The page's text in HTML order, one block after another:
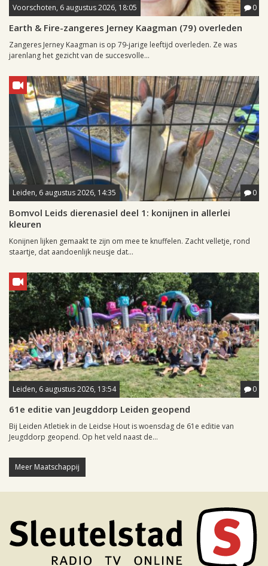
Voorschoten, 6 augustus 2026, 18:05 0
Earth & Fire-zangeres Jerney Kaagman (79) overleden
Zangeres Jerney Kaagman is op 79-jarige leeftijd overleden. Ze was
jarenlang het gezicht van de succesvolle...
Leiden, 6 augustus 2026, 14:35 0
Bomvol Leids dierenasiel deel 1: konijnen in allerlei
kleuren
Konijnen lijken gemaakt te zijn om mee te knuffelen. Zacht velletje, rond
staartje, dat aandoenlijk neusje dat...
Leiden, 6 augustus 2026, 13:54 0
61e editie van Jeugddorp Leiden geopend
Bij Leiden Atletiek in de Leidse Hout is woensdag de 61e editie van
Jeugddorp geopend. Op het veld naast de...
Meer Maatschappij